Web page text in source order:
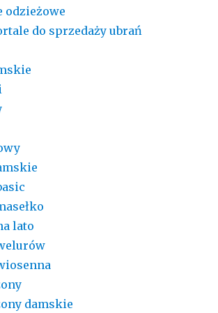
odzieżowe
do sprzedaży ubrań
lato
damskie